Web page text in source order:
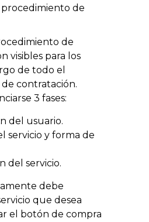
de
de
visibles para los
de todo el
contratación.
3 fases:
del usuario.
servicio y forma de
del servicio.
debe
que desea
el botón de compra